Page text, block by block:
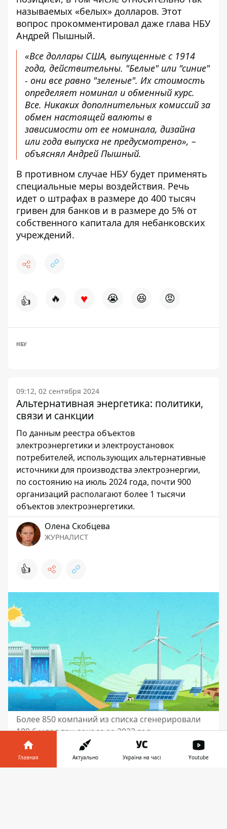
называемых «белых» долларов. Этот
вопрос прокомментировал даже глава НБУ
Андрей Пышный.
«Все доллары США, выпущенные с 1914
года, действительны. "Белые" или "синие"
- они все равно "зеленые". Их стоимость
определяет номинал и обменный курс.
Все. Никаких дополнительных комиссий за
обмен настоящей валюты в
зависимости от ее номинала, дизайна
или года выпуска не предусмотрено», –
объяснял Андрей Пышный.
В противном случае НБУ будет применять
специальные меры воздействия. Речь
идет о штрафах в размере до 400 тысяч
гривен для банков и в размере до 5% от
собственного капитала для небанковских
учреждений.
👍 🔥 ♥ 😭 😆 😡
НБУ
09:12, 02 сентября 2024
Альтернативная энергетика: политики,
связи и санкции
По данным реестра объектов
электроэнергетики и электроустановок
потребителей, использующих альтернативные
источники для производства электроэнергии,
по состоянию на июль 2024 года, почти 900
организаций располагают более 1 тысячи
объектов электроэнергетики.
Олена Скобцева
ЖУРНАЛИСТ
👍
Более 850 компаний из списка сгенерировали
189,6 млрд грн дохода за 2023 год
Аналитики R&D центра YouControl
выяснили, что четверть компаний из
Главная Актуально Україна на часі Youtube